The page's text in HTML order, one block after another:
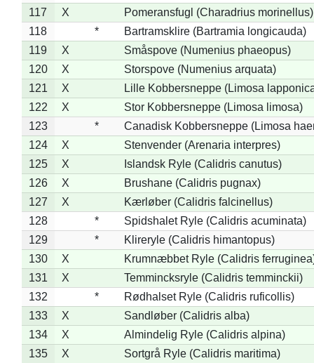
117
X
Pomeransfugl (Charadrius morinellus)
118
*
Bartramsklire (Bartramia longicauda)
119
X
Småspove (Numenius phaeopus)
120
X
Storspove (Numenius arquata)
121
X
Lille Kobbersneppe (Limosa
122
X
Stor Kobbersneppe (Limosa limosa)
123
*
Canadisk Kobbersneppe (Limosa
124
X
Stenvender (Arenaria interpres)
125
X
Islandsk Ryle (Calidris canutus)
126
X
Brushane (Calidris pugnax)
127
X
Kærløber (Calidris falcinellus)
128
*
Spidshalet Ryle (Calidris acuminata)
129
*
Klireryle (Calidris himantopus)
130
X
Krumnæbbet Ryle (Calidris
131
X
Temmincksryle (Calidris temminckii)
132
*
Rødhalset Ryle (Calidris ruficollis)
133
X
Sandløber (Calidris alba)
134
X
Almindelig Ryle (Calidris alpina)
135
X Sortgrå Ryle (Calidris maritima)